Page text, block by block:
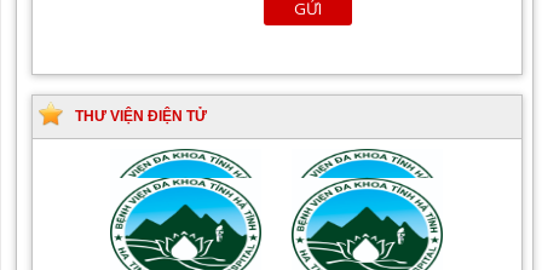
THƯ VIỆN ĐIỆN TỬ